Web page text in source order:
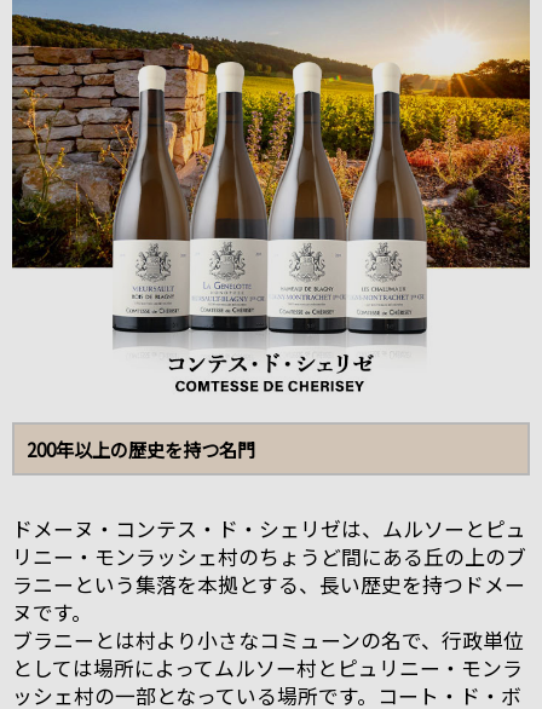
200年以上の歴史を持つ名門
ドメーヌ・コンテス・ド・シェリゼは、ムルソーとピュ
リニー・モンラッシェ村のちょうど間にある丘の上のブ
ラニーという集落を本拠とする、長い歴史を持つドメー
ヌです。
ブラニーとは村より小さなコミューンの名で、行政単位
としては場所によってムルソー村とピュリニー・モンラ
ッシェ村の一部となっている場所です。コート・ド・ボ